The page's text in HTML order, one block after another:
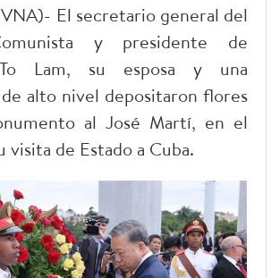
El secretario general del
y presidente de
Lam, su esposa y una
alto nivel depositaron flores
al José Martí, en el
visita de Estado a Cuba.